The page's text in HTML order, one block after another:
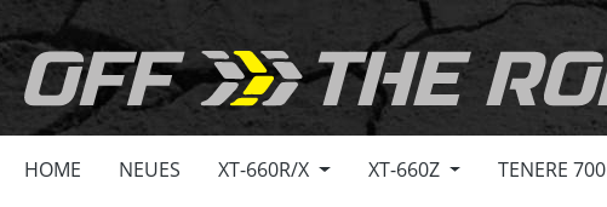
Zur Hauptnavigation springen
HOME NEUES XT-660R/X XT-660Z TENERE 700